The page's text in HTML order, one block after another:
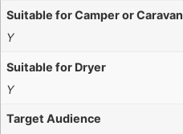
Suitable for Camper or Caravan
Y
Suitable for Dryer
Y
Target Audience